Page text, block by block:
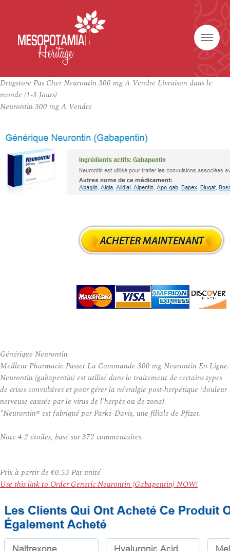
Drugstore Pas Cher Neurontin 300 mg A Vendre Livraison dans le
monde (1-3 Jours)
Neurontin 300 mg A Vendre
Générique Neurontin
Meilleur Pharmacie Passer La Commande 300 mg Neurontin En Ligne.
Neurontin (gabapentin) est utilisé dans le traitement de certains types
de crises convulsives et pour gérer la névralgie post-herpétique (douleur
nerveuse causée par le virus de l’herpès ou de zona).
*Neurontin® est fabriqué par Parke-Davis, une filiale de Pfizer.
Note 4.2 étoiles, basé sur372 commentaires.
Prix à partir de €0.53 Par unité
Use this link to Order Generic Neurontin (Gabapentin) NOW!